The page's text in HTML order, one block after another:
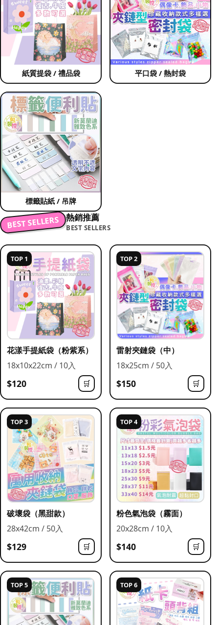
紙質提袋 / 禮品袋 平口袋 / 熱封袋
標籤貼紙 / 吊牌
BEST SELLERS 熱銷推薦
BEST SELLERS
TOP 1
花漾手提紙袋（粉紫系）
18x10x22cm / 10入
$120 🛒
TOP 2
雷射夾鏈袋（中）
18x25cm / 50入
$150 🛒
TOP 3
破壞袋（黑甜款）
28x42cm / 50入
$129 🛒
TOP 4
粉色氣泡袋（霧面）
20x28cm / 10入
$140 🛒
TOP 5 TOP 6